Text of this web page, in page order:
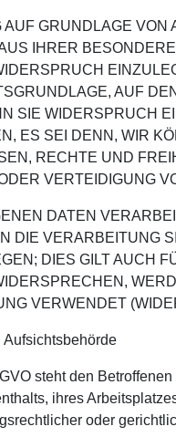
GRUNDLAGE VON
IHRER
AUF
SIE WIDERSPRUCH
ES SEI DENN, WIR
RECHTE UND
VERTEIDIGUNG
DATEN
DIE VERARBEITUNG
DIES GILT AUCH
VERWENDET
steht den
ihres
oder